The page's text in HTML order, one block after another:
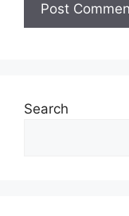
Search